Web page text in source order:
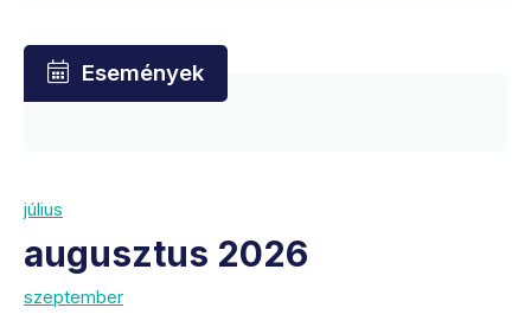
Események
július
augusztus 2026
szeptember